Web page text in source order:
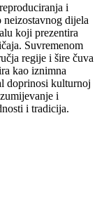
i
neizostavnog dijela
koji prezentira
Suvremenom
regije i šire čuva
kao iznimna
doprinosi kulturnoj
i
i tradicija.